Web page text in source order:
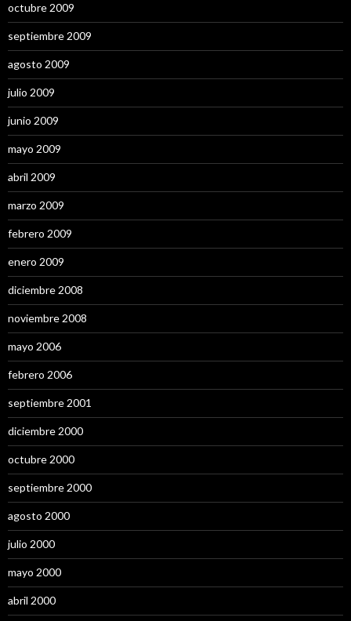
octubre 2009
septiembre 2009
agosto 2009
julio 2009
junio 2009
mayo 2009
abril 2009
marzo 2009
febrero 2009
enero 2009
diciembre 2008
noviembre 2008
mayo 2006
febrero 2006
septiembre 2001
diciembre 2000
octubre 2000
septiembre 2000
agosto 2000
julio 2000
mayo 2000
abril 2000